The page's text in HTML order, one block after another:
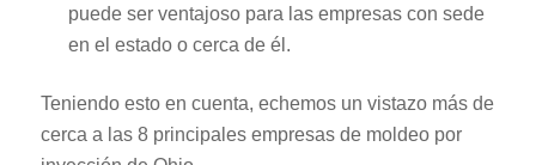
puede ser ventajoso para las empresas con sede
en el estado o cerca de él.
Teniendo esto en cuenta, echemos un vistazo más de
cerca a las 8 principales empresas de moldeo por